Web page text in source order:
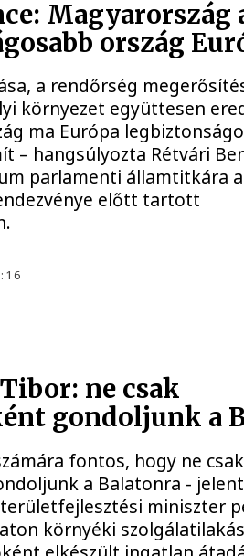
Magyarország
ország
a rendőrség
környezet együttesen
ma Európa
– hangsúlyozta Rétvári
parlamenti államtitkára
előtt tartott
ne csak
gondoljunk a
fontos, hogy ne csak
a Balatonra -
miniszter
környéki